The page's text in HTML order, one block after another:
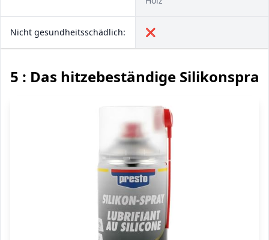
Nicht gesundheitsschädlich: ❌
5 : Das hitzebeständige Silikonspray